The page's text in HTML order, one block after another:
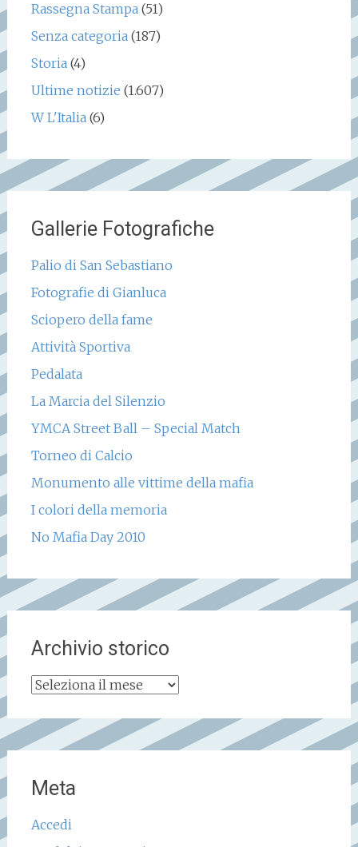
Rassegna Stampa(51)
Senza categoria(187)
Storia(4)
Ultime notizie (1.607)
W L'Italia(6)
Gallerie Fotografiche
Palio di San Sebastiano
Fotografie di Gianluca
Sciopero della fame
Attività Sportiva
Pedalata
La Marcia del Silenzio
YMCA Street Ball – Special Match
Torneo di Calcio
Monumento alle vittime della mafia
I colori della memoria
No Mafia Day 2010
Archivio storico
Archivio
Meta
Accedi